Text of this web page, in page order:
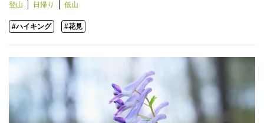
登山 日帰り 低山
#ハイキング #花見